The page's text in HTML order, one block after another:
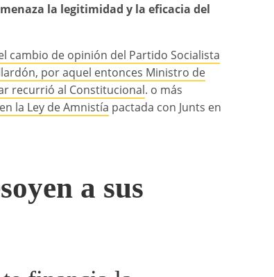
la legitimidad y la eficacia del
cambio de opinión del Partido Socialista
por aquel entonces Ministro de
recurrió al Constitucional. o más
la Ley de Amnistía pactada con Junts en
a sus